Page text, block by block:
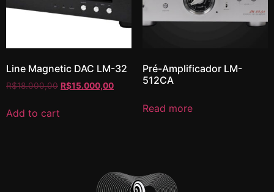
Line Magnetic DAC LM-32
R$18.000,00 R$15.000,00
Add to cart
Pré-Amplificador LM-
512CA
Read more